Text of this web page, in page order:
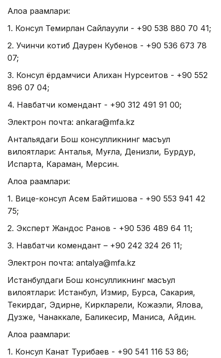
Алоқа рақамлари:
1. Консул Темирлан Сайлауули - +90 538 880 70 41;
2. Учинчи котиб Даурен Кубенов - +90 536 673 78
07;
3. Консул ёрдамчиси Алихан Нурсеитов - +90 552
896 07 04;
4. Навбатчи комендант - +90 312 491 91 00;
Электрон почта: ankara@mfa.kz
Антальядаги Бош консулликнинг масъул
вилоятлари: Анталья, Муғла, Денизли, Бурдур,
Испарта, Караман, Мерсин.
Алоқа рақамлари:
1. Вице-консул Асем Байтишова - +90 553 941 42
75;
2. Эксперт Жандос Ранов - +90 536 489 64 11;
3. Навбатчи комендант – +90 242 324 26 11;
Электрон почта: antalya@mfa.kz
Истанбулдаги Бош консулликнинг масъул
вилоятлари: Истанбул, Измир, Бурса, Сакария,
Текирдаг, Эдирне, Киркларели, Кожаэли, Ялова,
Дузже, Чанаккале, Баликесир, Маниса, Айдин.
Алоқа рақамлари:
1. Консул Канат Турибаев - +90 541 116 53 86;